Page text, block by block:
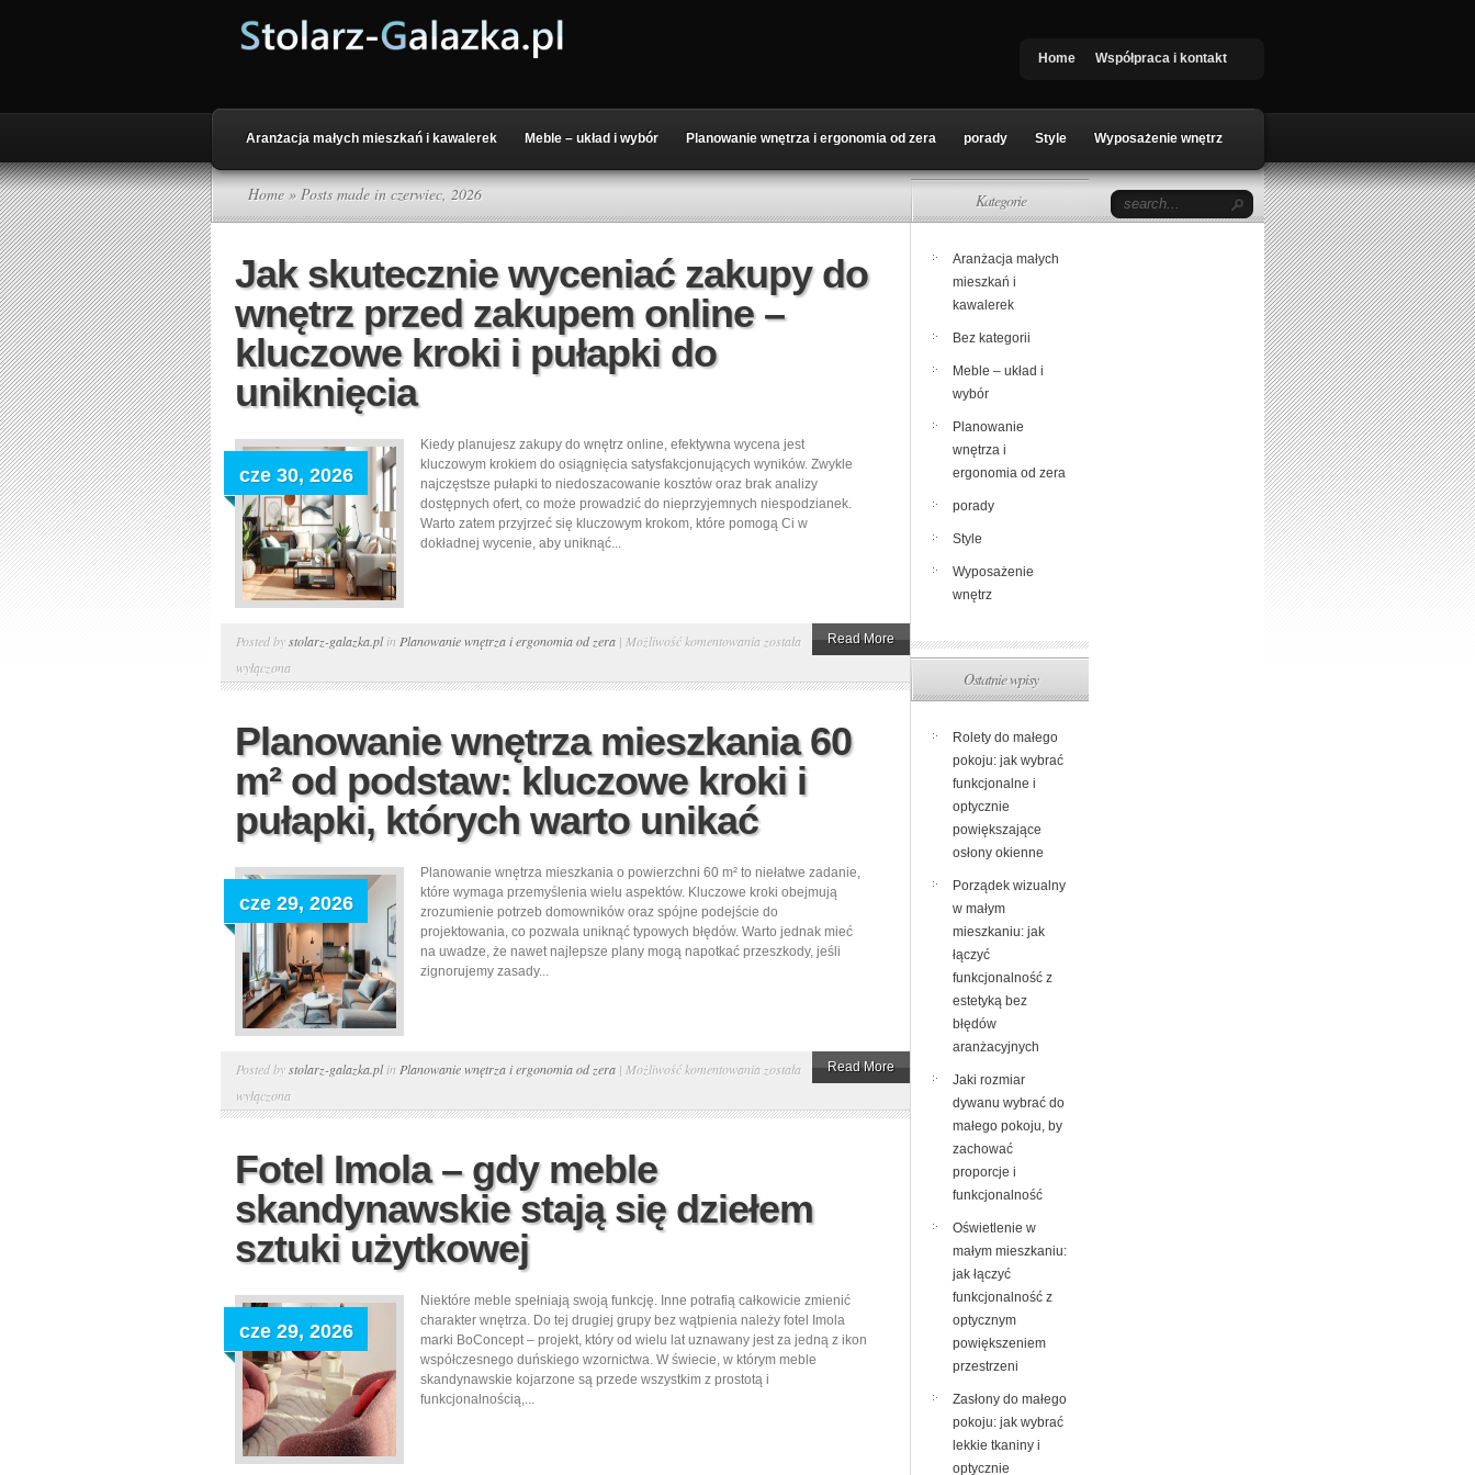
Home Współpraca i kontakt
Aranżacja małych mieszkań i kawalerek Meble – układ i wybór Planowanie wnętrza i ergonomia od zera porady Style Wyposażenie wnętrz
Home » Posts made in czerwiec, 2026
Jak skutecznie wyceniać zakupy do
wnętrz przed zakupem online –
kluczowe kroki i pułapki do
uniknięcia
cze 30, 2026
Kiedy planujesz zakupy do wnętrz online, efektywna wycena jest
kluczowym krokiem do osiągnięcia satysfakcjonujących wyników. Zwykle
najczęstsze pułapki to niedoszacowanie kosztów oraz brak analizy
dostępnych ofert, co może prowadzić do nieprzyjemnych niespodzianek.
Warto zatem przyjrzeć się kluczowym krokom, które pomogą Ci w
dokładnej wycenie, aby uniknąć...
Posted bystolarz-galazka.plin Planowanie wnętrza i ergonomia od zera | Możliwość komentowania Jak
wyceniać
do
wnętrz
przed
–
kluczowe
kroki
i
została
wyłączona
Read More
Planowanie wnętrza mieszkania 60
m² od podstaw: kluczowe kroki i
pułapki, których warto unikać
cze 29, 2026
Planowanie wnętrza mieszkania o powierzchni 60 m² to niełatwe zadanie,
które wymaga przemyślenia wielu aspektów. Kluczowe kroki obejmują
zrozumienie potrzeb domowników oraz spójne podejście do
projektowania, co pozwala uniknąć typowych błędów. Warto jednak mieć
na uwadze, że nawet najlepsze plany mogą napotkać przeszkody, jeśli
zignorujemy zasady...
Posted bystolarz-galazka.plin Planowanie wnętrza i ergonomia od zera | Możliwość komentowania Planowanie
mieszkania
od
podstaw:
i
pułapki,
których
warto
została
wyłączona
Read More
Fotel Imola – gdy meble
skandynawskie stają się dziełem
sztuki użytkowej
cze 29, 2026
Niektóre meble spełniają swoją funkcję. Inne potrafią całkowicie zmienić
charakter wnętrza. Do tej drugiej grupy bez wątpienia należy fotel Imola
marki BoConcept – projekt, który od wielu lat uznawany jest za jedną z ikon
współczesnego duńskiego wzornictwa. W świecie, w którym meble
skandynawskie kojarzone są przede wszystkim z prostotą i
funkcjonalnością,...
Kategorie
Aranżacja małych
mieszkań i
kawalerek
Bez kategorii
Meble – układ i
wybór
Planowanie
wnętrza i
ergonomia od zera
porady
Style
Wyposażenie
wnętrz
Ostatnie wpisy
Rolety do małego
pokoju: jak wybrać
funkcjonalne i
optycznie
powiększające
osłony okienne
Porządek wizualny
w małym
mieszkaniu: jak
łączyć
funkcjonalność z
estetyką bez
błędów
aranżacyjnych
Jaki rozmiar
dywanu wybrać do
małego pokoju, by
zachować
proporcje i
funkcjonalność
Oświetlenie w
małym mieszkaniu:
jak łączyć
funkcjonalność z
optycznym
powiększeniem
przestrzeni
Zasłony do małego
pokoju: jak wybrać
lekkie tkaniny i
optycznie